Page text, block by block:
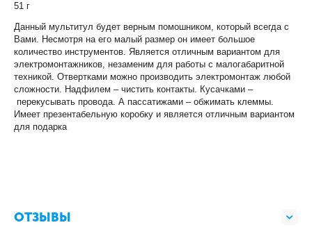
51 г
Данный мультитул будет верным помошником, который всегда с
Вами. Несмотря на его малый размер он имеет большое
количество инструментов. Является отличным вариантом для
электромонтажников, незаменим для работы с малогабаритной
техникой. Отвертками можно производить электромонтаж любой
сложности. Надфилем – чистить контакты. Кусачками –
перекусывать провода. А пассатижами – обжимать клеммы.
Имеет презентабельную коробку и является отличным вариантом
для подарка
ОТЗЫВЫ